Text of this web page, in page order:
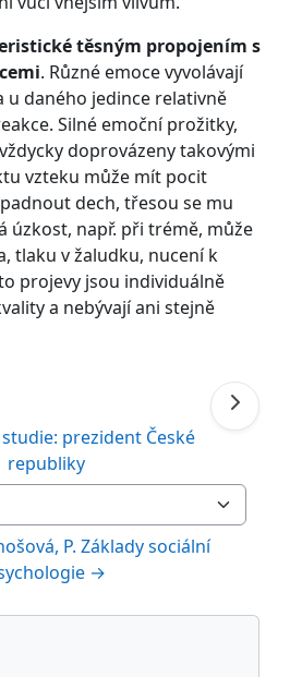
těsným propojením s
. Různé emoce vyvolávají
u daného jedince relativně
Silné emoční prožitky,
doprovázeny takovými
vzteku může mít pocit
dech, třesou se mu
úzkost, např. při trémě, může
tlaku v žaludku, nucení k
projevy jsou individuálně
a nebývají ani stejně
prezident České
republiky
P. Základy sociální
→